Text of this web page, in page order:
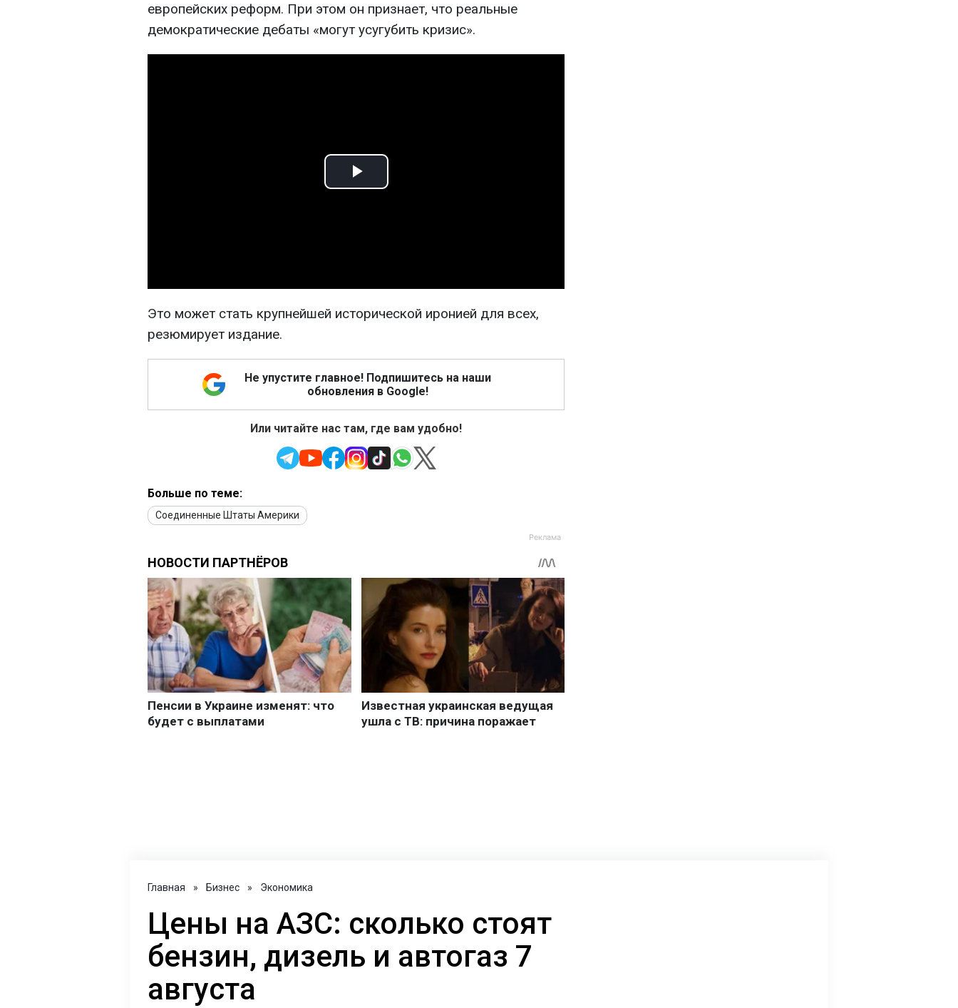
европейских реформ. При этом он признает, что реальные
демократические дебаты «могут усугубить кризис».
Play
Это может стать крупнейшей исторической иронией для всех,
резюмирует издание.
Не упустите главное! Подпишитесь на наши
обновления в Google!
Или читайте нас там, где вам удобно!
Больше по теме:
Соединенные Штаты Америки
Главная » Бизнес » Экономика
Цены на АЗС: сколько стоят
бензин, дизель и автогаз 7
августа